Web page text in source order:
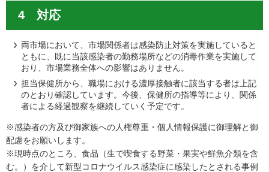
4 対応
両市場において、市場関係者は感染防止対策を実施していると
ともに、既に当該感染者の勤務場所などの消毒作業を実施して
おり、市場業務全体への影響はありません。
担当保健所から、職場における濃厚接触者に該当する者は上記
のとおり確認しています。今後、保健所の指導等により、関係
者による経過観察を継続していく予定です。
※感染者の方及び御家族への人権尊重・個人情報保護に御理解と御
配慮をお願いします。
※現時点のところ、食品（生で喫食する野菜・果実や鮮魚介類を含
む。）を介して新型コロナウイルス感染症に感染したとされる事例